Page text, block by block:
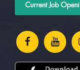
Current Job